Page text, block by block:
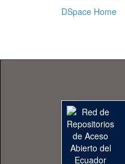
DSpace Home